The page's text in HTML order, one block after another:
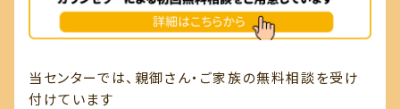
当センターでは、親御さん・ご家族の無料相談を受け
付けています